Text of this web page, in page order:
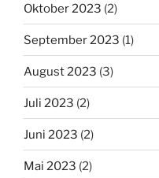
Oktober 2023 (2)
September 2023 (1)
August 2023 (3)
Juli 2023 (2)
Juni 2023 (2)
Mai 2023 (2)